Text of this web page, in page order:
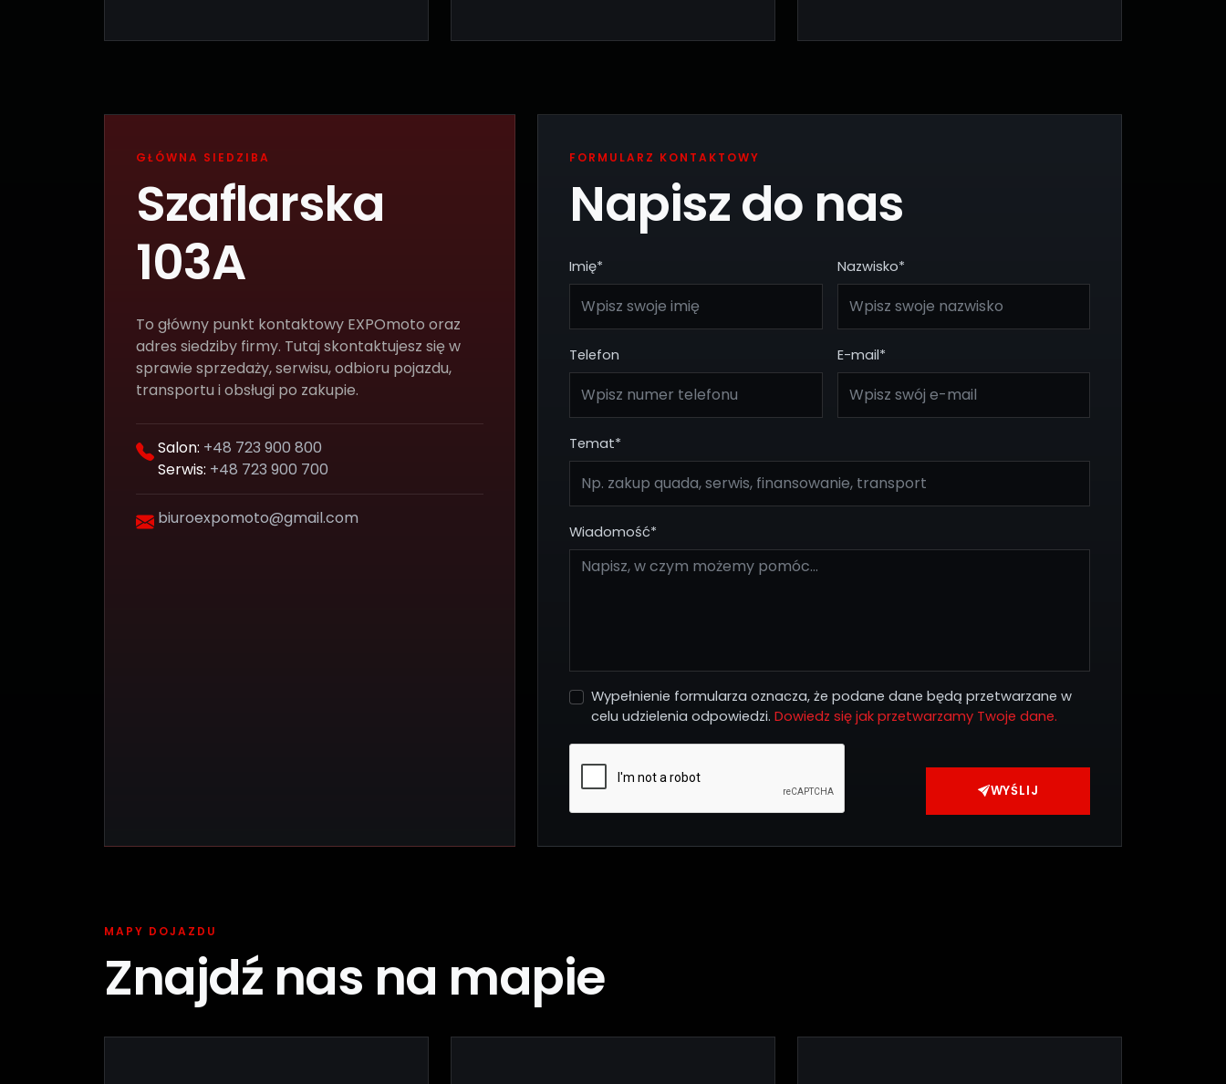
GŁÓWNA SIEDZIBA
Szaflarska
103A
To główny punkt kontaktowy EXPOmoto oraz
adres siedziby firmy. Tutaj skontaktujesz się w
sprawie sprzedaży, serwisu, odbioru pojazdu,
transportu i obsługi po zakupie.
Salon: +48 723 900 800
Serwis: +48 723 900 700
biuroexpomoto@gmail.com
FORMULARZ KONTAKTOWY
Napisz do nas
Imię* Nazwisko*
Telefon E-mail*
Temat*
Wiadomość*
Wypełnienie formularza oznacza, że podane dane będą przetwarzane w
celu udzielenia odpowiedzi. Dowiedz się jak przetwarzamy Twoje dane.
WYŚLIJ
MAPY DOJAZDU
Znajdź nas na mapie